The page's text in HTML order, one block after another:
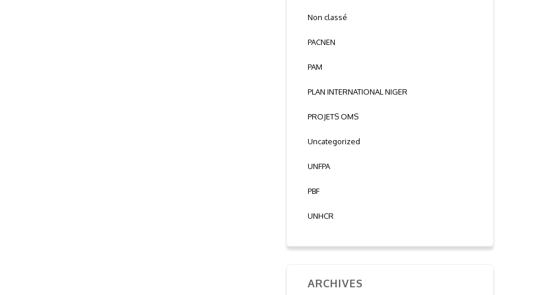
Non classé
PACNEN
PAM
PLAN INTERNATIONAL NIGER
PROJETS OMS
Uncategorized
UNFPA
PBF
UNHCR
ARCHIVES